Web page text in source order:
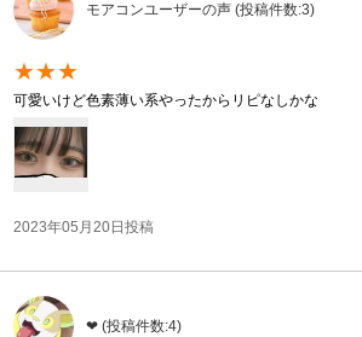
モアコンユーザーの声 (投稿件数:3)
★★★
可愛いけど色素薄い系やったからリピなしかな
2023年05月20日投稿
❤︎ (投稿件数:4)